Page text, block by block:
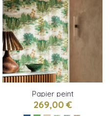
Papier peint
MONTEVERDE de
Osborne & Little
269,00 €